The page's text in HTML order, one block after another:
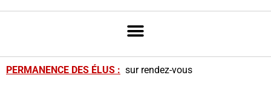
PERMANENCE DES ÉLUS : sur rendez-vous